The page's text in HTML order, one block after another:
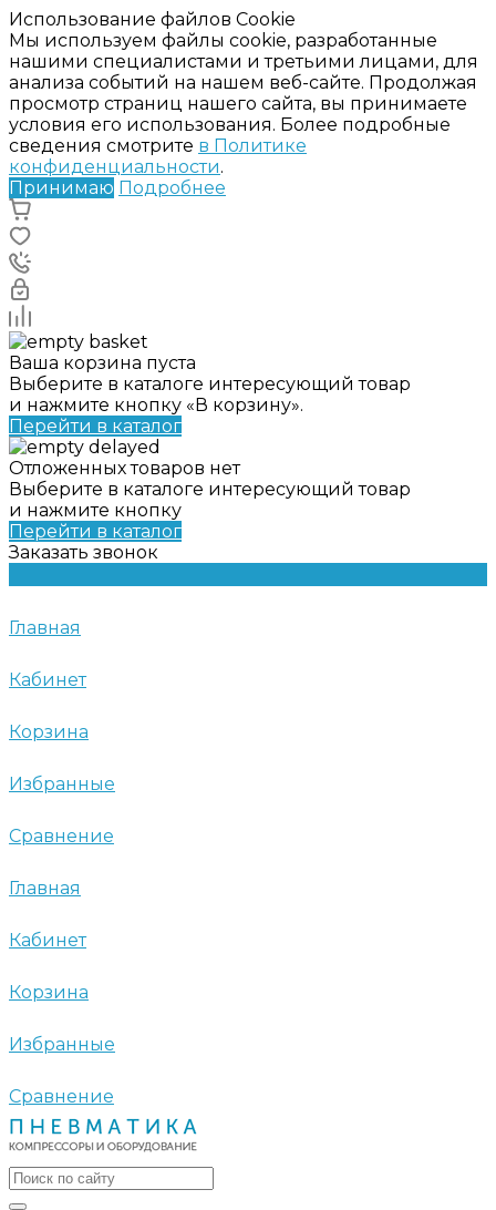
Использование файлов Cookie
Мы используем файлы cookie, разработанные
нашими специалистами и третьими лицами, для
анализа событий на нашем веб-сайте. Продолжая
просмотр страниц нашего сайта, вы принимаете
условия его использования. Более подробные
сведения смотрите в Политике
конфиденциальности.
Принимаю Подробнее
Ваша корзина пуста
Выберите в каталоге интересующий товар
и нажмите кнопку «В корзину».
Перейти в каталог
Отложенных товаров нет
Выберите в каталоге интересующий товар
и нажмите кнопку
Перейти в каталог
Заказать звонок
Главная
Кабинет
Корзина
Избранные
Сравнение
Главная
Кабинет
Корзина
Избранные
Сравнение